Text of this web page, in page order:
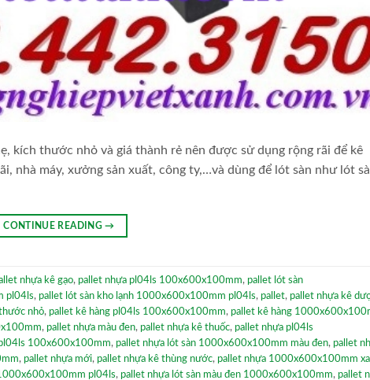
kích thước nhỏ và giá thành rẻ nên được sử dụng rộng rãi để kê
nhà máy, xưởng sản xuất, công ty,…và dùng để lót sàn như lót
CONTINUE READING→
nhựa kê gạo, pallet nhựa pl04ls 100x600x100mm, pallet lót sàn
pl04ls, pallet lót sàn kho lạnh 1000x600x100mm pl04ls, pallet, pallet nhựa kê
nhỏ, pallet kê hàng pl04ls 100x600x100mm, pallet kê hàng
, pallet nhựa màu đen, pallet nhựa kê thuốc, pallet nhựa pl04ls
100x600x100mm, pallet nhựa lót sàn 1000x600x100mm màu đen, pallet
, pallet nhựa mới, pallet nhựa kê thùng nước, pallet nhựa 1000x600x100mm
pl04ls, pallet nhựa lót sàn màu đen 1000x600x100mm, pallet